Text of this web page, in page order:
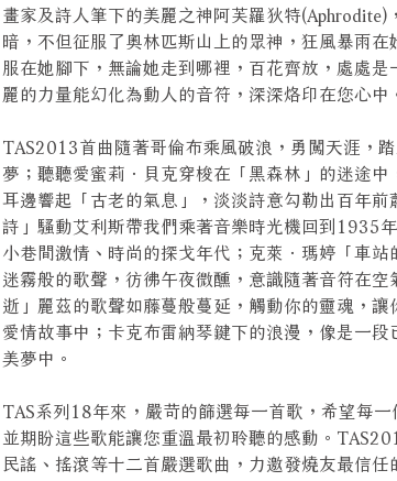
畫家及詩人筆下的美麗之神阿芙羅狄特(Aphrodite)
暗，不但征服了奧林匹斯山上的眾神，狂風暴雨
服在她腳下，無論她走到哪裡，百花齊放，處處
麗的力量能幻化為動人的音符，深深烙印在您心中
TAS2013首曲隨著哥倫布乘風破浪，勇闖天涯，
夢；聽聽愛蜜莉．貝克穿梭在「黑森林」的迷途中
耳邊響起「古老的氣息」，淡淡詩意勾勒出百年前
詩」騷動艾利斯帶我們乘著音樂時光機回到1935
小巷間激情、時尚的探戈年代；克萊．瑪婷「車站
迷霧般的歌聲，彷彿午夜微醺，意識隨著音符在
逝」麗茲的歌聲如藤蔓般蔓延，觸動你的靈魂，
愛情故事中；卡克布雷納琴鍵下的浪漫，像是一
美夢中。
TAS系列18年來，嚴苛的篩選每一首歌，希望每一
並期盼這些歌能讓您重溫最初聆聽的感動。
民謠、搖滾等十二首嚴選歌曲，力邀發燒友最信任